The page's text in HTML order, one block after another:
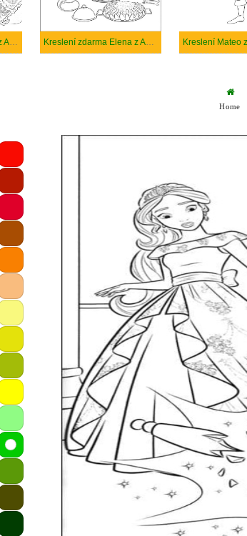
Kreslení postav z Elena z Avaloru Kreslení zdarma Elena z Avaloru
Home